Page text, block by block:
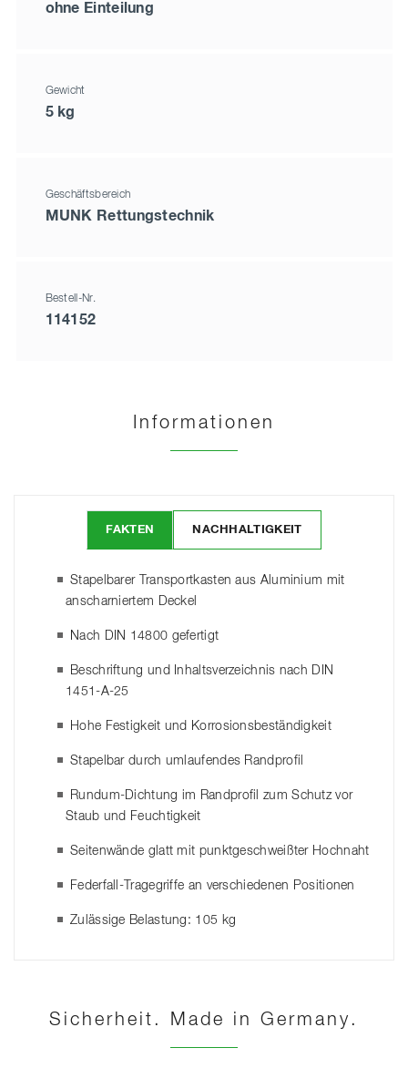
ohne Einteilung
Gewicht
5 kg
Geschäftsbereich
MUNK Rettungstechnik
Bestell-Nr.
114152
Informationen
FAKTEN NACHHALTIGKEIT
Stapelbarer Transportkasten aus Aluminium mit
anscharniertem Deckel
Nach DIN 14800 gefertigt
Beschriftung und Inhaltsverzeichnis nach DIN
1451-A-25
Hohe Festigkeit und Korrosionsbeständigkeit
Stapelbar durch umlaufendes Randprofil
Rundum-Dichtung im Randprofil zum Schutz vor
Staub und Feuchtigkeit
Seitenwände glatt mit punktgeschweißter Hochnaht
Federfall-Tragegriffe an verschiedenen Positionen
Zulässige Belastung: 105 kg
Sicherheit. Made in Germany.